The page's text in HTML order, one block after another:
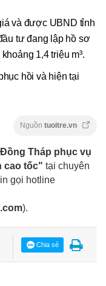
và được UBND tỉnh
tư đang lập hồ sơ
1,4 triệu m³.
hồi và hiện tại
Nguồn tuoitre.vn
Tháp phục vụ
cao tốc" tại chuyên
gọi hotline
).
Chia sẻ